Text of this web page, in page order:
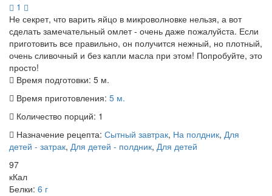
1
Не секрет, что варить яйцо в микроволновке нельзя, а вот
сделать замечательный омлет - очень даже пожалуйста. Если
приготовить все правильно, он получится нежный, но плотный,
очень сливочный и без капли масла при этом! Попробуйте, это
просто!
Время подготовки: 5 м.
Время приготовления: 5 м.
Количество порций: 1
Назначение рецепта: Сытный завтрак, На полдник, Для
детей - затрак, Для детей - полдник, Для детей
97
кКал
Белки: 6 г